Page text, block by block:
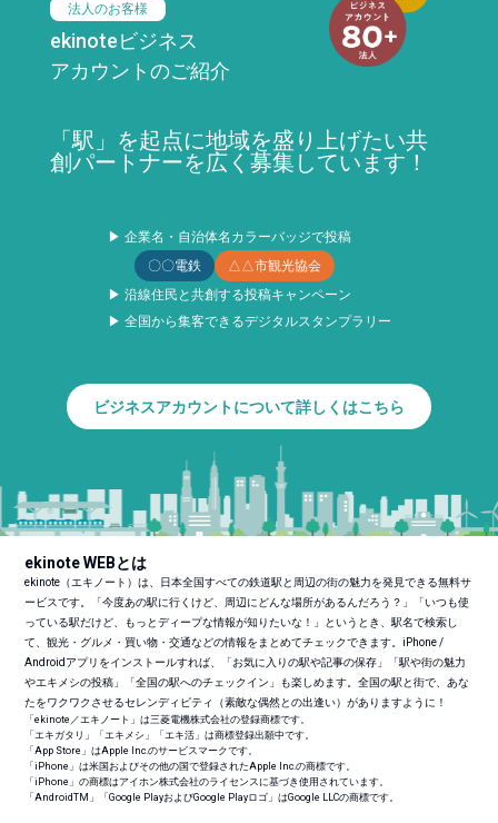
法人のお客様
ekinoteビジネス
アカウントのご紹介
「駅」を起点に地域を盛り上げたい共
創パートナーを広く募集しています！
▶ 企業名・自治体名カラーバッジで投稿
〇〇電鉄
△△市観光協会
▶ 沿線住民と共創する投稿キャンペーン
▶ 全国から集客できるデジタルスタンプラリー
ビジネスアカウントについて詳しくはこちら
ekinote WEBとは
ekinote（エキノート）は、日本全国すべての鉄道駅と周辺の街の魅力を発見できる無料サ
ービスです。「今度あの駅に行くけど、周辺にどんな場所があるんだろう？」「いつも使
っている駅だけど、もっとディープな情報が知りたいな！」というとき、駅名で検索し
て、観光・グルメ・買い物・交通などの情報をまとめてチェックできます。iPhone /
Androidアプリをインストールすれば、「お気に入りの駅や記事の保存」「駅や街の魅力
やエキメシの投稿」「全国の駅へのチェックイン」も楽しめます。全国の駅と街で、あな
たをワクワクさせるセレンディピティ（素敵な偶然との出逢い）がありますように！
「ekinote／エキノート」は三菱電機株式会社の登録商標です。
「エキガタリ」「エキメシ」「エキ活」は商標登録出願中です。
「App Store」はApple Inc.のサービスマークです。
「iPhone」は米国およびその他の国で登録されたApple Inc.の商標です。
「iPhone」の商標はアイホン株式会社のライセンスに基づき使用されています。
「AndroidTM 」「Google PlayおよびGoogle Playロゴ」はGoogle LLCの商標です。